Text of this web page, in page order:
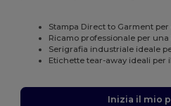
Stampa Direct to Garment
Ricamo professionale per
Serigrafia industriale ideale
Etichette tear-away ideali
Inizia il mio